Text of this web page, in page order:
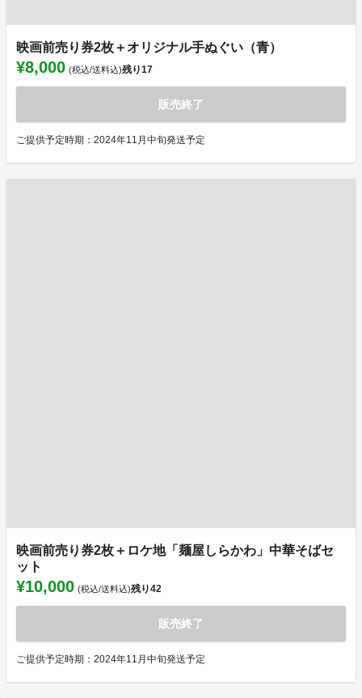
映画前売り券2枚＋オリジナル手ぬぐい（青）
¥8,000 (税込/送料込)残り17
販売終了
ご提供予定時期：2024年11月中旬発送予定
映画前売り券2枚＋ロケ地「麺屋しらかわ」中華そばセ
ット
¥10,000 (税込/送料込)残り42
販売終了
ご提供予定時期：2024年11月中旬発送予定